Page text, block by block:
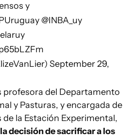
y
@INBA_uy
September 29,
profesora del Departamento
y Pasturas, y encargada de
de la Estación Experimental,
decisión de sacrificar a los